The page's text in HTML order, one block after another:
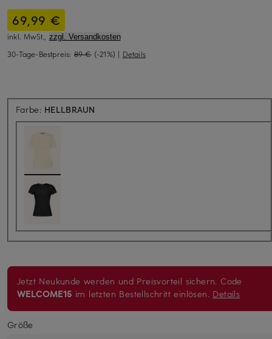
69,99 €
inkl. MwSt., zzgl. Versandkosten
30-Tage-Bestpreis: 89 € (-21%) | Details
Farbe: HELLBRAUN
Jetzt Neukunde werden und Preisvorteil sichern. Code
WELCOME15 im letzten Bestellschritt einlösen. Details
Größe